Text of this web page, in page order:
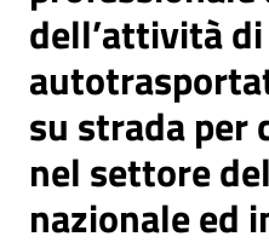
dell’attività di
su strada per
nel settore
nazionale ed